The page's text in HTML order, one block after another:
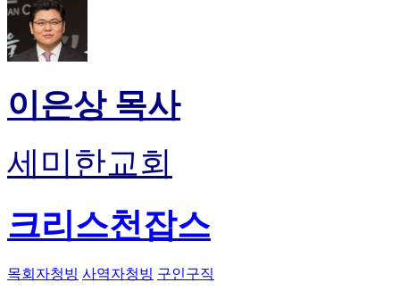
이은상 목사
세미한교회
크리스천잡스
목회자청빙 사역자청빙 구인구직